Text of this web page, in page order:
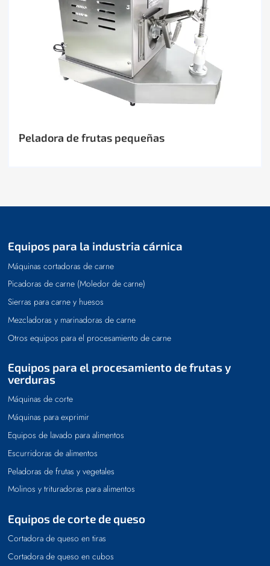
Peladora de frutas pequeñas
Equipos para la industria cárnica
Máquinas cortadoras de carne
Picadoras de carne (Moledor de carne)
Sierras para carne y huesos
Mezcladoras y marinadoras de carne
Otros equipos para el procesamiento de carne
Equipos para el procesamiento de frutas y
verduras
Máquinas de corte
Máquinas para exprimir
Equipos de lavado para alimentos
Escurridoras de alimentos
Peladoras de frutas y vegetales
Molinos y trituradoras para alimentos
Equipos de corte de queso
Cortadora de queso en tiras
Cortadora de queso en cubos